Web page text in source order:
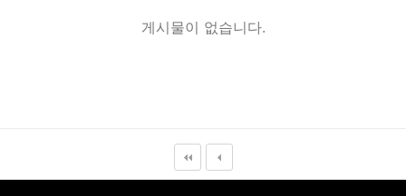
게시물이 없습니다.